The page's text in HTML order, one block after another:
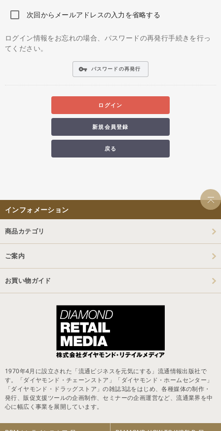
次回からメールアドレスの入力を省略する
ログイン情報をお忘れの場合、パスワードの再発行手続きを行っ
てください。
vpn_key パスワードの再発行
ログイン
新規会員登録
戻る
インフォメーション
商品カテゴリ
ご案内
お買い物ガイド
1970年4月に設立された「流通ビジネスを元気にする」流通情報出版社で
す。「ダイヤモンド・チェーンストア」「ダイヤモンド・ホームセンター」
「ダイヤモンド・ドラッグストア」の雑誌3誌をはじめ、各種媒体の制作・
発行、販促支援ツールの企画制作、セミナーの企画運営など、流通業界を中
心に幅広く事業を展開しています。